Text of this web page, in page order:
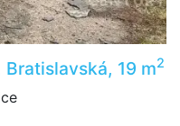
19 m2